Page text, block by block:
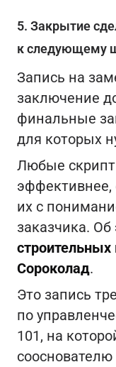
5. Закрытие
к следующему
Запись на
заключение
финальные
для которых
Любые
эффективнее,
их с
заказчика.
Сороколад.
Это запись
по
101, на